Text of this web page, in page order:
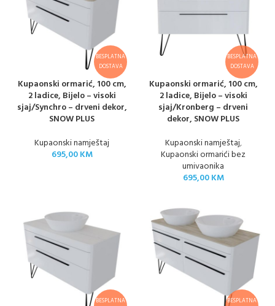
BESPLATNA
DOSTAVA
Kupaonski ormarić, 100 cm,
2 ladice, Bijelo – visoki
sjaj/Synchro – drveni dekor,
SNOW PLUS
Kupaonski namještaj
695,00KM
BESPLATNA
DOSTAVA
Kupaonski ormarić, 100 cm,
2 ladice, Bijelo – visoki
sjaj/Kronberg – drveni
dekor, SNOW PLUS
Kupaonski namještaj,
Kupaonski ormarići bez
umivaonika
695,00KM
BESPLATNA
BESPLATNA